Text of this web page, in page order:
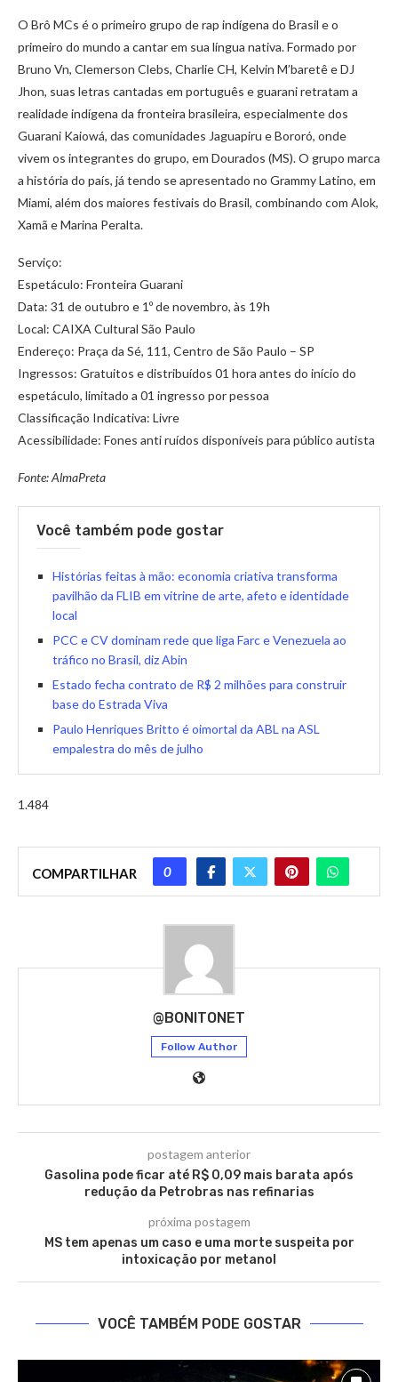
O Brô MCs é o primeiro grupo de rap indígena do Brasil e o
primeiro do mundo a cantar em sua língua nativa. Formado por
Bruno Vn, Clemerson Clebs, Charlie CH, Kelvin M’baretê e DJ
Jhon, suas letras cantadas em português e guarani retratam a
realidade indígena da fronteira brasileira, especialmente dos
Guarani Kaiowá, das comunidades Jaguapiru e Bororó, onde
vivem os integrantes do grupo, em Dourados (MS). O grupo marca
a história do país, já tendo se apresentado no Grammy Latino, em
Miami, além dos maiores festivais do Brasil, combinando com Alok,
Xamã e Marina Peralta.
Serviço:
Espetáculo: Fronteira Guarani
Data: 31 de outubro e 1º de novembro, às 19h
Local: CAIXA Cultural São Paulo
Endereço: Praça da Sé, 111, Centro de São Paulo – SP
Ingressos: Gratuitos e distribuídos 01 hora antes do início do
espetáculo, limitado a 01 ingresso por pessoa
Classificação Indicativa: Livre
Acessibilidade: Fones anti ruídos disponíveis para público autista
Fonte: AlmaPreta
Você também pode gostar
Histórias feitas à mão: economia criativa transforma
pavilhão da FLIB em vitrine de arte, afeto e identidade
local
PCC e CV dominam rede que liga Farc e Venezuela ao
tráfico no Brasil, diz Abin
Estado fecha contrato de R$ 2 milhões para construir
base do Estrada Viva
Paulo Henriques Britto é oimortal da ABL na ASL
empalestra do mês de julho
1.484
COMPARTILHAR 0
@BONITONET
Follow Author
postagem anterior
Gasolina pode ficar até R$ 0,09 mais barata após
redução da Petrobras nas refinarias
próxima postagem
MS tem apenas um caso e uma morte suspeita por
intoxicação por metanol
VOCÊ TAMBÉM PODE GOSTAR